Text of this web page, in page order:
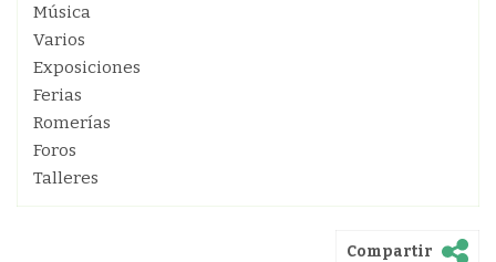
Música
Varios
Exposiciones
Ferias
Romerías
Foros
Talleres
Compartir